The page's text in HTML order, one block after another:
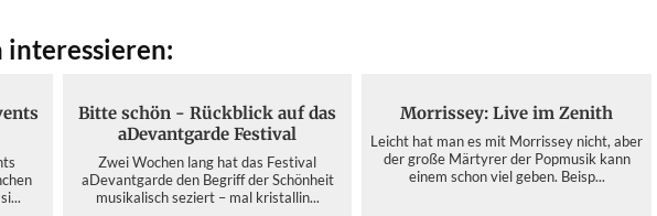
interessieren:
Bitte schön - Rückblick auf das
aDevantgarde Festival
Zwei Wochen lang hat das Festival
aDevantgarde den Begriff der Schönheit
musikalisch seziert – mal kristallin...
Morrissey: Live im Zenith
Leicht hat man es mit Morrissey nicht, aber
der große Märtyrer der Popmusik kann
einem schon viel geben. Beisp...